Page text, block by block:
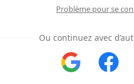
Problème pour se
Ou continuez avec